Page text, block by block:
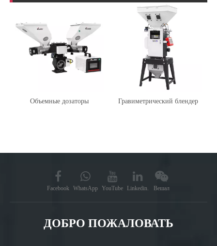
Объемные дозаторы Гравиметрический блендер
Facebook WhatsApp YouTube Linkedin. Вешал
ДОБРО ПОЖАЛОВАТЬ